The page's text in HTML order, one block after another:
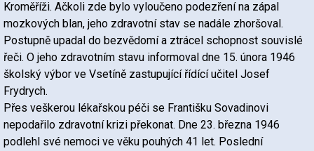
Kroměříži. Ačkoli zde bylo vyloučeno podezření na zápal
mozkových blan, jeho zdravotní stav se nadále zhoršoval.
Postupně upadal do bezvědomí a ztrácel schopnost souvislé
řeči. O jeho zdravotním stavu informoval dne 15. února 1946
školský výbor ve Vsetíně zastupující řídící učitel Josef
Frydrych.
Přes veškerou lékařskou péči se Františku Sovadinovi
nepodařilo zdravotní krizi překonat. Dne 23. března 1946
podlehl své nemoci ve věku pouhých 41 let. Poslední